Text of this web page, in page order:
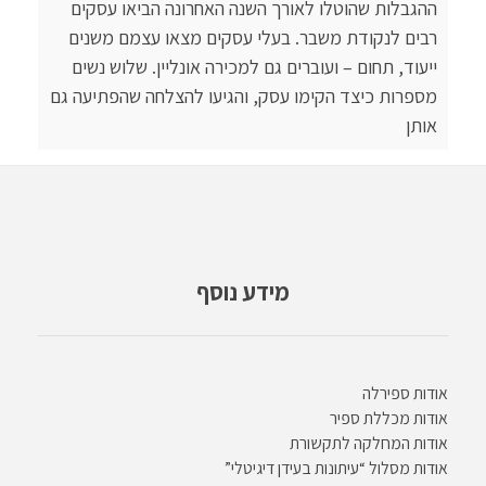
ההגבלות שהוטלו לאורך השנה האחרונה הביאו עסקים
רבים לנקודת משבר. בעלי עסקים מצאו עצמם משנים
ייעוד, תחום – ועוברים גם למכירה אונליין. שלוש נשים
מספרות כיצד הקימו עסק, והגיעו להצלחה שהפתיעה גם
אותן
מידע נוסף
אודות ספירלה
אודות מכללת ספיר
אודות המחלקה לתקשורת
אודות מסלול “עיתונות בעידן דיגיטלי”